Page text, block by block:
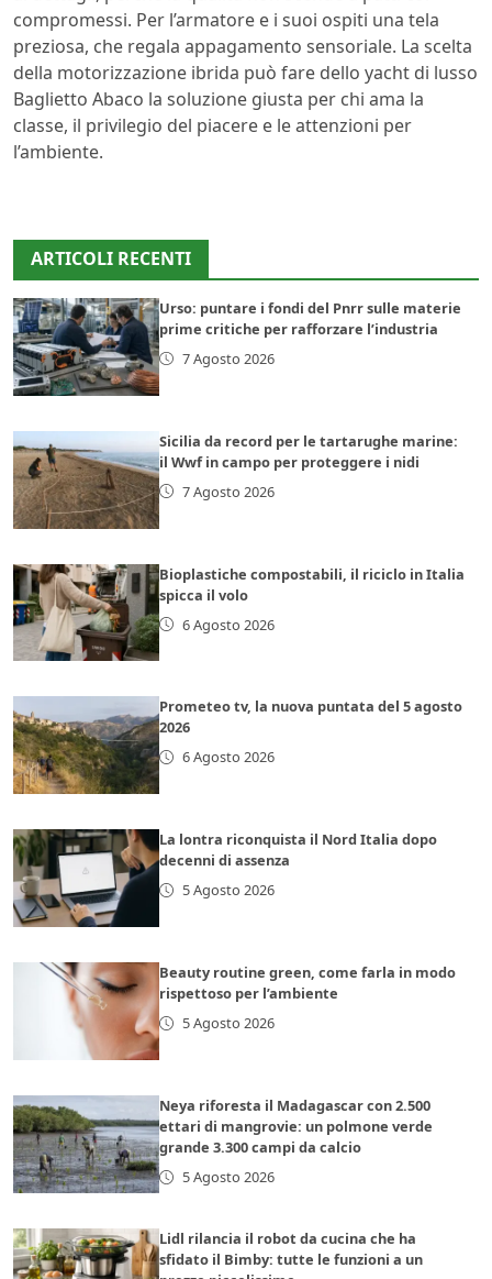
compromessi. Per l’armatore e i suoi ospiti una tela
preziosa, che regala appagamento sensoriale. La scelta
della motorizzazione ibrida può fare dello yacht di lusso
Baglietto Abaco la soluzione giusta per chi ama la
classe, il privilegio del piacere e le attenzioni per
l’ambiente.
ARTICOLI RECENTI
Urso: puntare i fondi del Pnrr sulle materie
prime critiche per rafforzare l’industria
7 Agosto 2026
Sicilia da record per le tartarughe marine:
il Wwf in campo per proteggere i nidi
7 Agosto 2026
Bioplastiche compostabili, il riciclo in Italia
spicca il volo
6 Agosto 2026
Prometeo tv, la nuova puntata del 5 agosto
2026
6 Agosto 2026
La lontra riconquista il Nord Italia dopo
decenni di assenza
5 Agosto 2026
Beauty routine green, come farla in modo
rispettoso per l’ambiente
5 Agosto 2026
Neya riforesta il Madagascar con 2.500
ettari di mangrovie: un polmone verde
grande 3.300 campi da calcio
5 Agosto 2026
Lidl rilancia il robot da cucina che ha
sfidato il Bimby: tutte le funzioni a un